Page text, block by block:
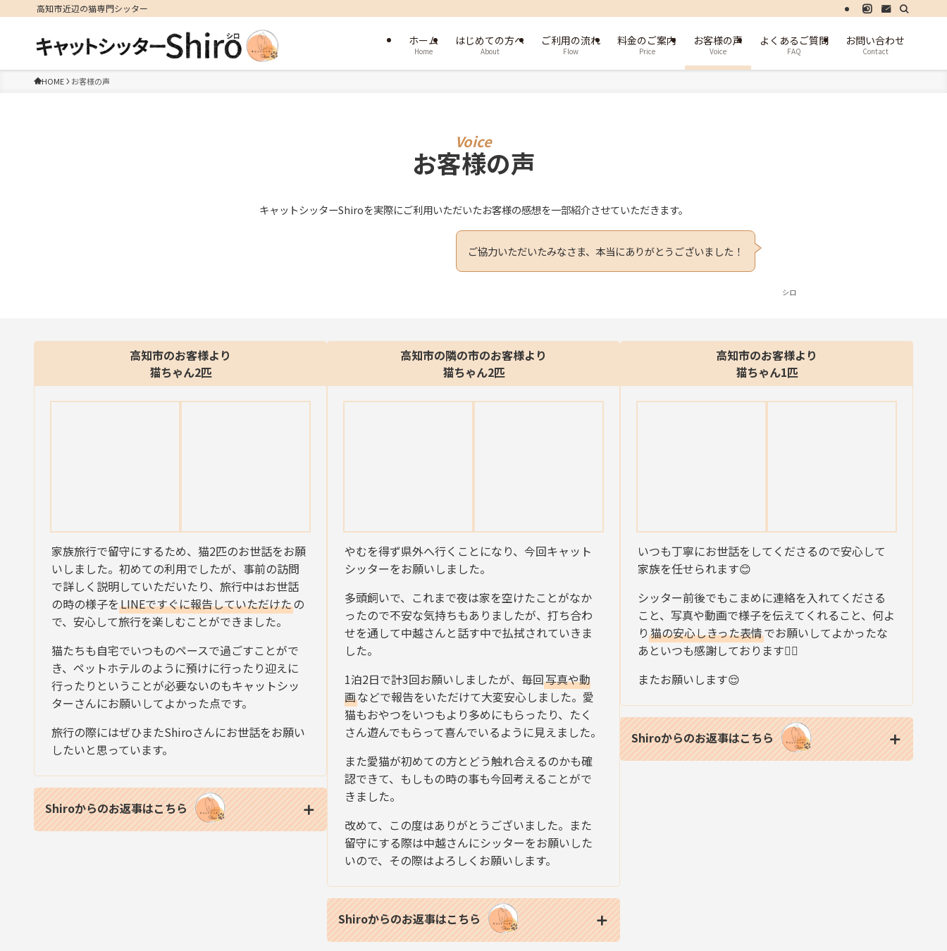
高知市近辺の猫専門シッター
ホーム
Home
はじめての方へ
About
ご利用の流れ
Flow
料金のご案内
Price
お客様の声
Voice
よくあるご質問
FAQ
お問い合わせ
Contact
HOME お客様の声
お客様の声
キャットシッターShiroを実際にご利用いただいたお客様の感想を一部紹介させていただきます。
シロ
ご協力いただいたみなさま、本当にありがとうございました！
高知市のお客様より
猫ちゃん2匹
家族旅行で留守にするため、猫2匹のお世話をお願
いしました。初めての利用でしたが、事前の訪問
で詳しく説明していただいたり、旅行中はお世話
の時の様子をLINEですぐに報告していただけたの
で、安心して旅行を楽しむことができました。
猫たちも自宅でいつものペースで過ごすことがで
き、ペットホテルのように預けに行ったり迎えに
行ったりということが必要ないのもキャットシッ
ターさんにお願いしてよかった点です。
旅行の際にはぜひまたShiroさんにお世話をお願い
したいと思っています。
Shiroからのお返事はこちら
高知市の隣の市のお客様より
猫ちゃん2匹
やむを得ず県外へ行くことになり、今回キャット
シッターをお願いしました。
多頭飼いで、これまで夜は家を空けたことがなか
ったので不安な気持ちもありましたが、打ち合わ
せを通して中越さんと話す中で払拭されていきま
した。
1泊2日で計3回お願いしましたが、毎回写真や動
画などで報告をいただけて大変安心しました。愛
猫もおやつをいつもより多めにもらったり、たく
さん遊んでもらって喜んでいるように見えました。
また愛猫が初めての方とどう触れ合えるのかも確
認できて、もしもの時の事も今回考えることがで
きました。
改めて、この度はありがとうございました。また
留守にする際は中越さんにシッターをお願いした
いので、その際はよろしくお願いします。
Shiroからのお返事はこちら
高知市のお客様より
猫ちゃん1匹
いつも丁寧にお世話をしてくださるので安心して
家族を任せられます😊
シッター前後でもこまめに連絡を入れてくださる
こと、写真や動画で様子を伝えてくれること、何よ
り 猫の安心しきった表情でお願いしてよかったな
あといつも感謝しております🙇‍♀️
またお願いします😌
Shiroからのお返事はこちら